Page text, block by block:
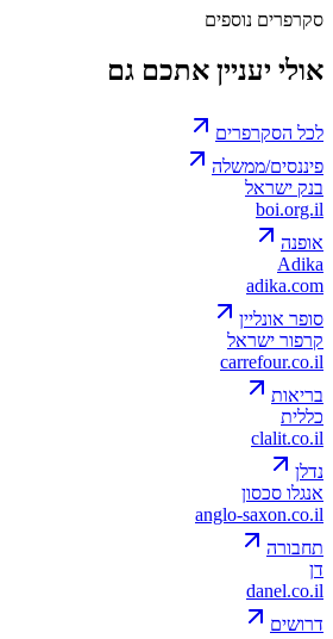
סקרפרים נוספים
אולי יעניין אתכם גם
לכל הסקרפרים
פיננסים/ממשלה
בנק ישראל
boi.org.il
אופנה
Adika
adika.com
סופר אונליין
קרפור ישראל
carrefour.co.il
בריאות
כללית
clalit.co.il
נדלן
אנגלו סכסון
anglo-saxon.co.il
תחבורה
דן
danel.co.il
דרושים